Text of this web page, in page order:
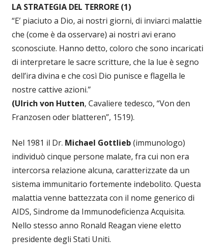
LA STRATEGIA DEL TERRORE (1)
“E’ piaciuto a Dio, ai nostri giorni, di inviarci malattie
che (come è da osservare) ai nostri avi erano
sconosciute. Hanno detto, coloro che sono incaricati
di interpretare le sacre scritture, che la lue è segno
dell’ira divina e che così Dio punisce e flagella le
nostre cattive azioni.”
(Ulrich von Hutten, Cavaliere tedesco, “Von den
Franzosen oder blatteren”, 1519).
Nel 1981 il Dr. Michael Gottlieb (immunologo)
individuò cinque persone malate, fra cui non era
intercorsa relazione alcuna, caratterizzate da un
sistema immunitario fortemente indebolito. Questa
malattia venne battezzata con il nome generico di
AIDS, Sindrome da Immunodeficienza Acquisita.
Nello stesso anno Ronald Reagan viene eletto
presidente degli Stati Uniti.